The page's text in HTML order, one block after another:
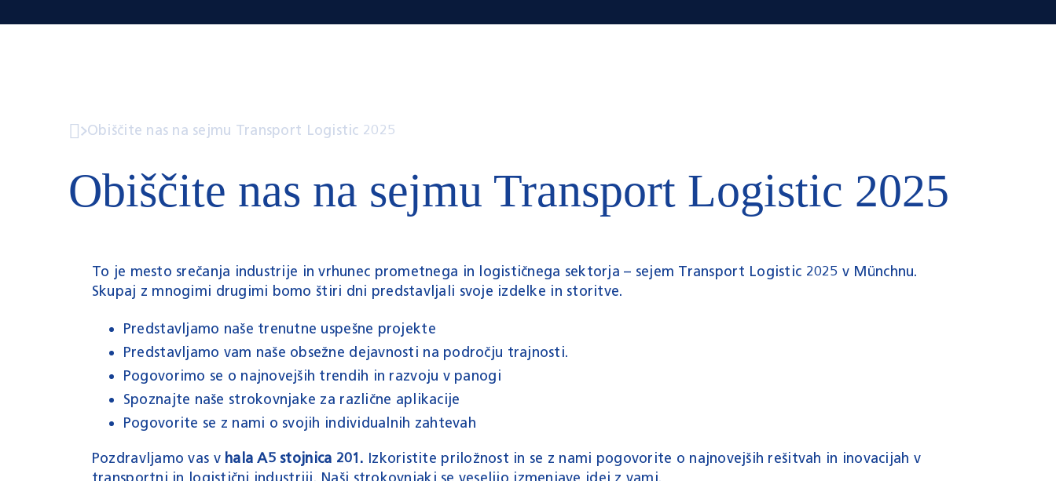
Obiščite nas na sejmu Transport Logistic 2025
Obiščite nas na sejmu Transport Logistic 2025
To je mesto srečanja industrije in vrhunec prometnega in logističnega sektorja – sejem Transport Logistic 2025 v Münchnu.
Skupaj z mnogimi drugimi bomo štiri dni predstavljali svoje izdelke in storitve.
Predstavljamo naše trenutne uspešne projekte
Predstavljamo vam naše obsežne dejavnosti na področju trajnosti.
Pogovorimo se o najnovejših trendih in razvoju v panogi
Spoznajte naše strokovnjake za različne aplikacije
Pogovorite se z nami o svojih individualnih zahtevah
Pozdravljamo vas v hala A5 stojnica 201. Izkoristite priložnost in se z nami pogovorite o najnovejših rešitvah in inovacijah v